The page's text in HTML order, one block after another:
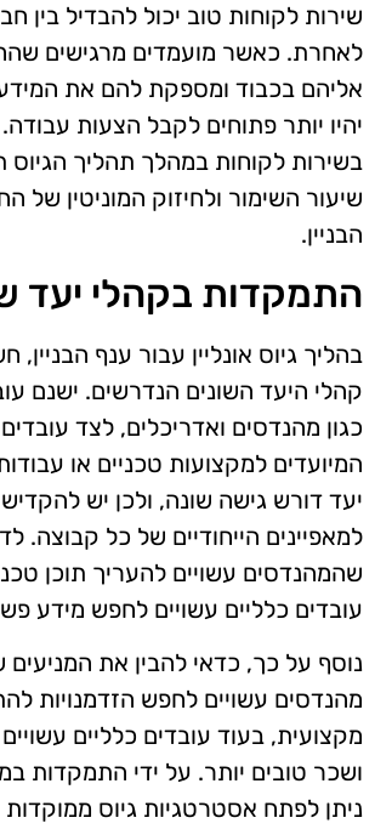
שירות לקוחות טוב יכול להבדיל בין
לאחרת. כאשר מועמדים מרגישים
אליהם בכבוד ומספקת להם את
יהיו יותר פתוחים לקבל הצעות
בשירות לקוחות במהלך תהליך הגיוס
שיעור השימור ולחיזוק המוניטין של
הבניין.
התמקדות בקהלי יעד
בהליך גיוס אונליין עבור ענף הבניין,
קהלי היעד השונים הנדרשים. ישנם
כגון מהנדסים ואדריכלים, לצד
המיועדים למקצועות טכניים או
יעד דורש גישה שונה, ולכן יש
למאפיינים הייחודיים של כל קבוצה.
שהמהנדסים עשויים להעריך תוכן
עובדים כלליים עשויים לחפש מידע
נוסף על כך, כדאי להבין את
מהנדסים עשויים לחפש הזדמנויות
מקצועית, בעוד עובדים כלליים
ושכר טובים יותר. על ידי התמקדות
ניתן לפתח אסטרטגיות גיוס ממוקדות